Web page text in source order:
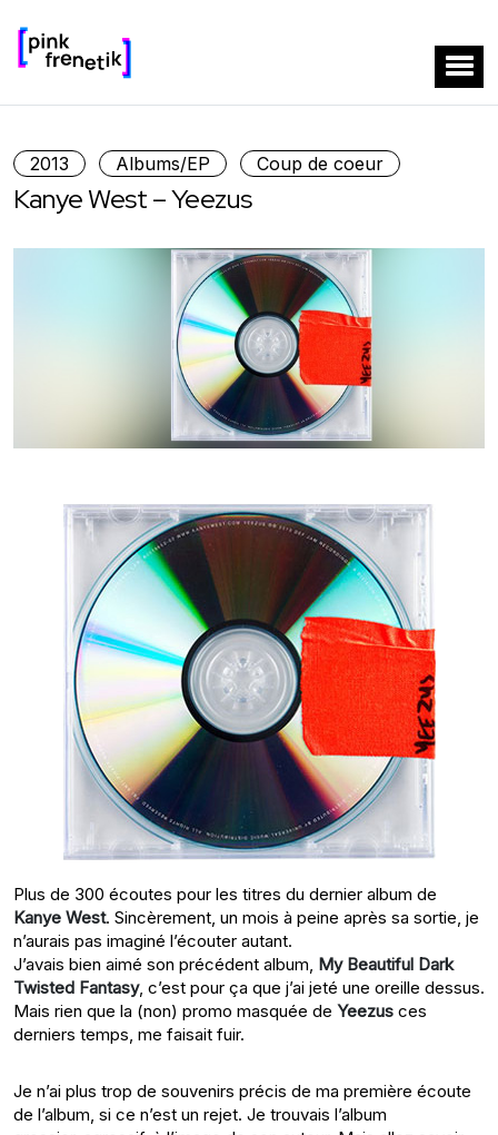
2013 Albums/EP Coup de coeur
Kanye West – Yeezus
Plus de 300 écoutes pour les titres du dernier album de
Kanye West. Sincèrement, un mois à peine après sa sortie, je
n’aurais pas imaginé l’écouter autant.
J’avais bien aimé son précédent album, My Beautiful Dark
Twisted Fantasy, c’est pour ça que j’ai jeté une oreille dessus.
Mais rien que la (non) promo masquée de Yeezus ces
derniers temps, me faisait fuir.
Je n’ai plus trop de souvenirs précis de ma première écoute
de l’album, si ce n’est un rejet. Je trouvais l’album